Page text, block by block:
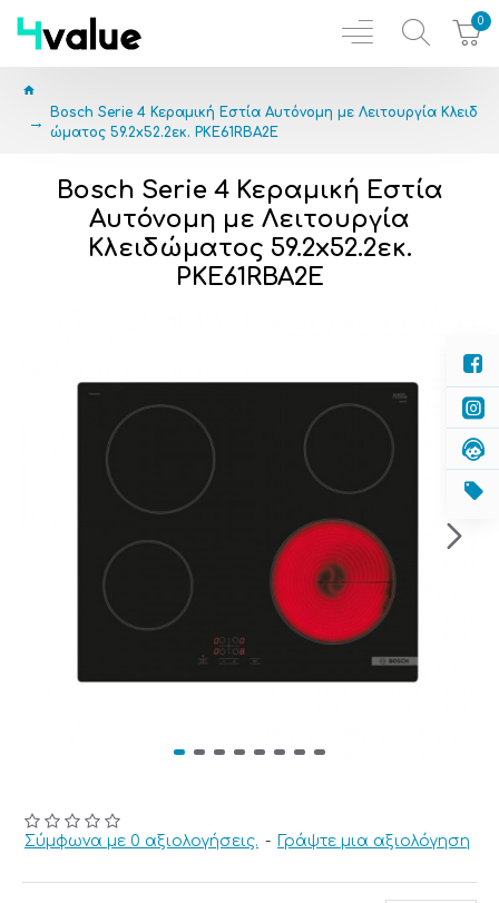
0
Bosch Serie 4 Κεραμική Εστία Αυτόνομη με Λειτουργία Κλειδ
ώματος 59.2x52.2εκ. PKE61RBA2E
Bosch Serie 4 Κεραμική Εστία
Αυτόνομη με Λειτουργία
Κλειδώματος 59.2x52.2εκ.
PKE61RBA2E
Σύμφωνα με 0 αξιολογήσεις. - Γράψτε μια αξιολόγηση